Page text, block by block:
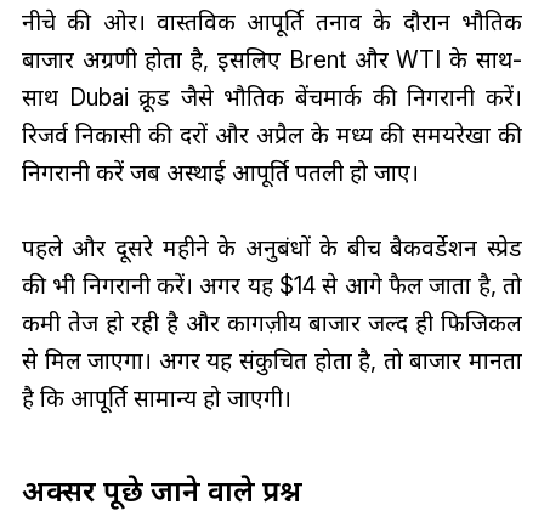
नीचे की ओर। वास्तविक आपूर्ति तनाव के दौरान भौतिक
बाजार अग्रणी होता है, इसलिए Brent और WTI के साथ-
साथ Dubai क्रूड जैसे भौतिक बेंचमार्क की निगरानी करें।
रिजर्व निकासी की दरों और अप्रैल के मध्य की समयरेखा की
निगरानी करें जब अस्थाई आपूर्ति पतली हो जाए।
पहले और दूसरे महीने के अनुबंधों के बीच बैकवर्डेशन स्प्रेड
की भी निगरानी करें। अगर यह $14 से आगे फैल जाता है, तो
कमी तेज हो रही है और कागज़ीय बाजार जल्द ही फिजिकल
से मिल जाएगा। अगर यह संकुचित होता है, तो बाजार मानता
है कि आपूर्ति सामान्य हो जाएगी।
अक्सर पूछे जाने वाले प्रश्न